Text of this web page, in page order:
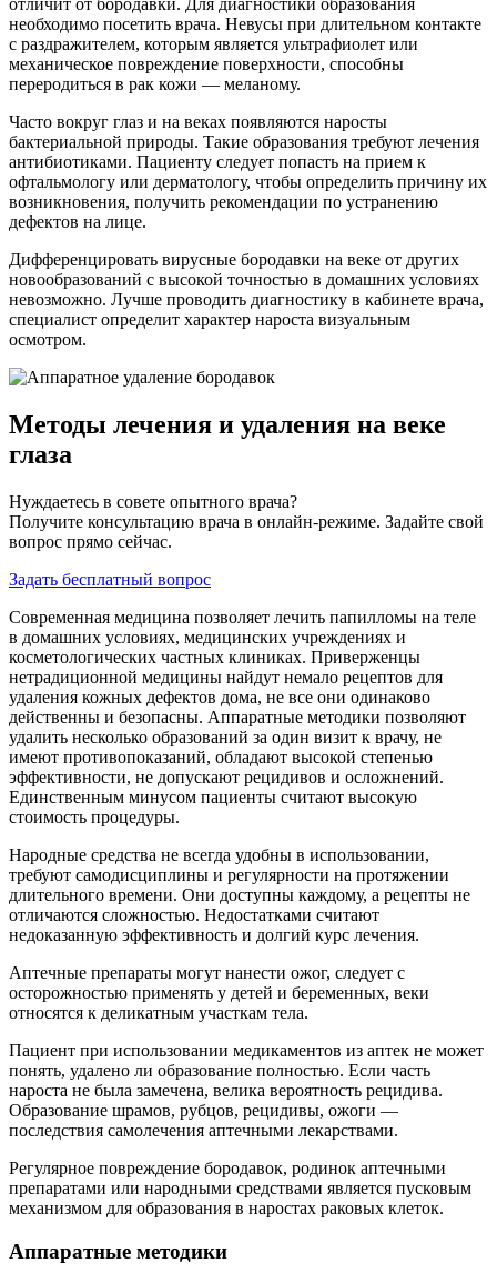
отличит от бородавки. Для диагностики образования
необходимо посетить врача. Невусы при длительном контакте
с раздражителем, которым является ультрафиолет или
механическое повреждение поверхности, способны
переродиться в рак кожи — меланому.
Часто вокруг глаз и на веках появляются наросты
бактериальной природы. Такие образования требуют лечения
антибиотиками. Пациенту следует попасть на прием к
офтальмологу или дерматологу, чтобы определить причину их
возникновения, получить рекомендации по устранению
дефектов на лице.
Дифференцировать вирусные бородавки на веке от других
новообразований с высокой точностью в домашних условиях
невозможно. Лучше проводить диагностику в кабинете врача,
специалист определит характер нароста визуальным
осмотром.
Методы лечения и удаления на веке
глаза
Нуждаетесь в совете опытного врача?
Получите консультацию врача в онлайн-режиме. Задайте свой
вопрос прямо сейчас.
Задать бесплатный вопрос
Современная медицина позволяет лечить папилломы на теле
в домашних условиях, медицинских учреждениях и
косметологических частных клиниках. Приверженцы
нетрадиционной медицины найдут немало рецептов для
удаления кожных дефектов дома, не все они одинаково
действенны и безопасны. Аппаратные методики позволяют
удалить несколько образований за один визит к врачу, не
имеют противопоказаний, обладают высокой степенью
эффективности, не допускают рецидивов и осложнений.
Единственным минусом пациенты считают высокую
стоимость процедуры.
Народные средства не всегда удобны в использовании,
требуют самодисциплины и регулярности на протяжении
длительного времени. Они доступны каждому, а рецепты не
отличаются сложностью. Недостатками считают
недоказанную эффективность и долгий курс лечения.
Аптечные препараты могут нанести ожог, следует с
осторожностью применять у детей и беременных, веки
относятся к деликатным участкам тела.
Пациент при использовании медикаментов из аптек не может
понять, удалено ли образование полностью. Если часть
нароста не была замечена, велика вероятность рецидива.
Образование шрамов, рубцов, рецидивы, ожоги —
последствия самолечения аптечными лекарствами.
Регулярное повреждение бородавок, родинок аптечными
препаратами или народными средствами является пусковым
механизмом для образования в наростах раковых клеток.
Аппаратные методики